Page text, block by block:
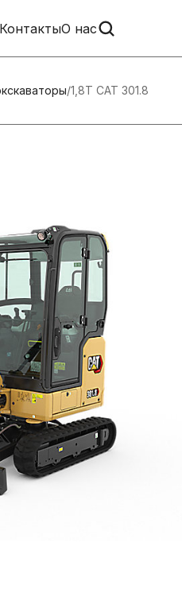
КонтактыО нас
/1,8T CAT 301.8